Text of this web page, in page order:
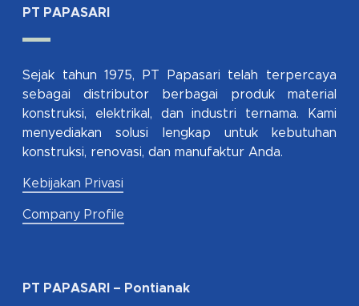
PT PAPASARI
Sejak tahun 1975, PT Papasari telah terpercaya
sebagai distributor berbagai produk material
konstruksi, elektrikal, dan industri ternama. Kami
menyediakan solusi lengkap untuk kebutuhan
konstruksi, renovasi, dan manufaktur Anda.
Kebijakan Privasi
Company Profile
PT PAPASARI – Pontianak